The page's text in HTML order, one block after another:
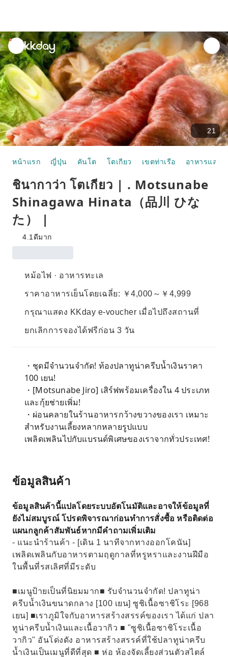
unread
notifications
21
หน้าแรก ญี่ปุ่น คันโต โตเกียว เขตท่าเรือ อาหารและห้
ชินากาว่า โตเกียว | . Motsunabe
Shinagawa Hinata（品川 ひな
た） |
4.1 ดีมาก
หม้อไฟ · อาหารทะเล
ราคาอาหารเย็นโดยเฉลี่ย: ￥4,000～￥4,999
กรุณาแสดง KKday e-voucher เมื่อไปถึงสถานที่
ยกเลิกการจองได้ฟรีก่อน 3 วัน
・ชุดมีจำนวนจำกัด! ท้องปลาทูน่าครีบน้ำเงินราคา
100 เยน!
・[Motsunabe Jiro] เสิร์ฟพร้อมเครื่องใน 4 ประเภท
และกุ้ยช่ายเพิ่ม!
・ผ่อนคลายในร้านอาหารกว้างขวางของเรา เหมาะ
สำหรับงานเลี้ยงหลากหลายรูปแบบ
เพลิดเพลินไปกับแบรนด์พิเศษของเราจากทั่วประเทศ!
ข้อมูลสินค้า
ข้อมูลสินค้านี้แปลโดยระบบอัตโนมัติและอาจให้ข้อมูลที่
ยังไม่สมบูรณ์ โปรดพิจารณาก่อนทำการสั่งซื้อ หรือติดต่อ
แผนกลูกค้าสัมพันธ์หากมีคำถามเพิ่มเติม
- แนะนำร้านค้า - [เดิน 1 นาทีจากทางออกโคนัน]
เพลิดเพลินกับอาหารตามฤดูกาลที่หรูหราและงานฝีมือ
ในพื้นที่รสเลิศที่มีระดับ
■เมนูป้ายเป็นที่นิยมมาก■ รับจำนวนจำกัด! ปลาทูน่า
ครีบน้ำเงินขนาดกลาง [100 เยน] ซูชิเนื้อซาชิโระ [968
เยน] ■เราภูมิใจกับอาหารสร้างสรรค์ของเรา ได้แก่ ปลา
ทูน่าครีบน้ำเงินและเนื้อวากิว ■ "ซูชิเนื้อซาชิโระเนื้อ
วากิว" อันโด่งดัง อาหารสร้างสรรค์ที่ใช้ปลาทูน่าครีบ
น้ำเงินเป็นเมนูที่ดีที่สุด ■ ห่อ ห้องจัดเลี้ยงส่วนตัวสไตล์